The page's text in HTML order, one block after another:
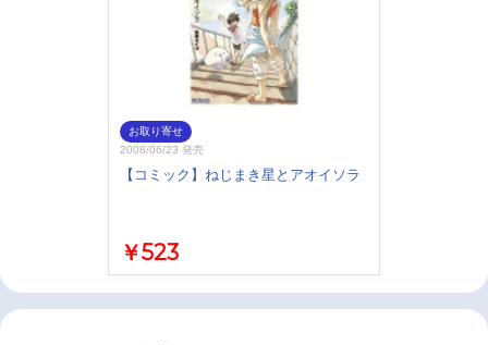
お取り寄せ
2008/06/23 発売
【コミック】ねじまき星とアオイソラ
￥523